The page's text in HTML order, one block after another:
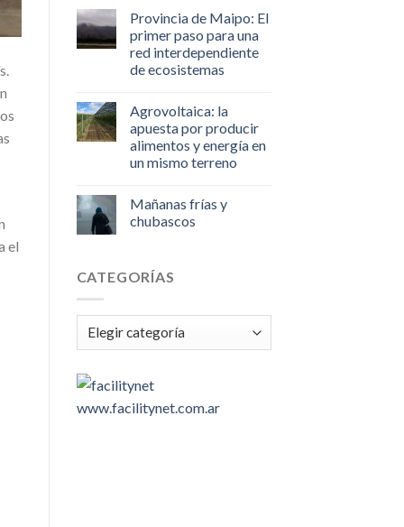
el
Provincia de Maipo: El
primer paso para una
red interdependiente
de ecosistemas
Agrovoltaica: la
apuesta por producir
alimentos y energía en
un mismo terreno
Mañanas frías y
chubascos
CATEGORÍAS
Categorías
www.facilitynet.com.ar